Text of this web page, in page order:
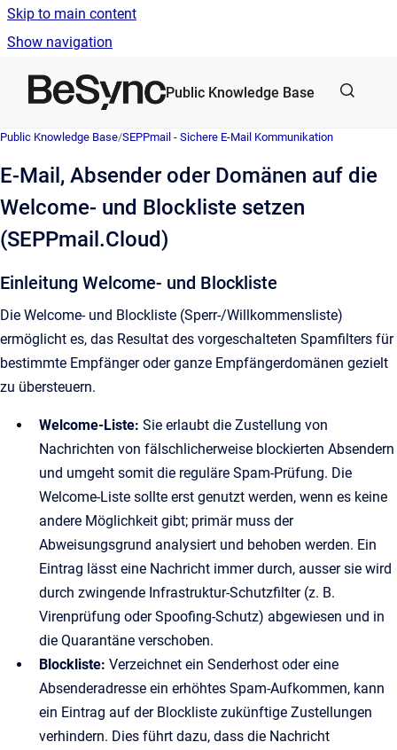
Skip to main content
Show navigation
Public Knowledge Base
Public Knowledge Base/SEPPmail - Sichere E-Mail Kommunikation
E-Mail, Absender oder Domänen auf die
Welcome- und Blockliste setzen
(SEPPmail.Cloud)
Einleitung Welcome- und Blockliste
Die Welcome- und Blockliste (Sperr-/Willkommensliste)
ermöglicht es, das Resultat des vorgeschalteten Spamfilters für
bestimmte Empfänger oder ganze Empfängerdomänen gezielt
zu übersteuern.
Welcome-Liste: Sie erlaubt die Zustellung von
Nachrichten von fälschlicherweise blockierten Absendern
und umgeht somit die reguläre Spam-Prüfung. Die
Welcome-Liste sollte erst genutzt werden, wenn es keine
andere Möglichkeit gibt; primär muss der
Abweisungsgrund analysiert und behoben werden. Ein
Eintrag lässt eine Nachricht immer durch, ausser sie wird
durch zwingende Infrastruktur-Schutzfilter (z. B.
Virenprüfung oder Spoofing-Schutz) abgewiesen und in
die Quarantäne verschoben.
Blockliste: Verzeichnet ein Senderhost oder eine
Absenderadresse ein erhöhtes Spam-Aufkommen, kann
ein Eintrag auf der Blockliste zukünftige Zustellungen
verhindern. Dies führt dazu, dass die Nachricht